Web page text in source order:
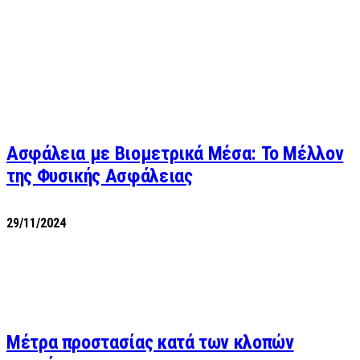
Ασφάλεια με Βιομετρικά Μέσα: Το Μέλλον
της Φυσικής Ασφάλειας
29/11/2024
Μέτρα προστασίας κατά των κλοπών